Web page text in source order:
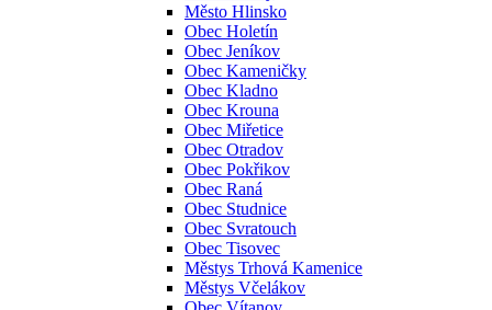
Město Hlinsko
Obec Holetín
Obec Jeníkov
Obec Kameničky
Obec Kladno
Obec Krouna
Obec Miřetice
Obec Otradov
Obec Pokřikov
Obec Raná
Obec Studnice
Obec Svratouch
Obec Tisovec
Městys Trhová Kamenice
Městys Včelákov